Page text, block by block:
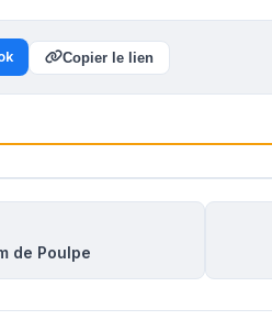
Copier le lien
de Poulpe